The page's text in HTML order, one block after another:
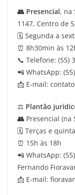
👥 Presencial, na
1147, Centro de
🗓️ Segunda a
⏰ 8h30min às
📞 Telefone: (55)
📲 WhatsApp:
📩 E-mail:
⚖️ Plantão
👥 Presencial (na
🗓️ Terças e
⏰ 15h às 18h
📲 WhatsApp:
Fernando
📩 E-mail: